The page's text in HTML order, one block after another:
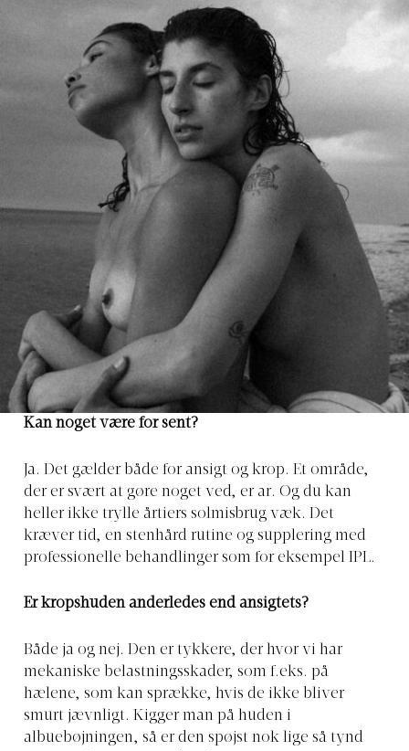
Kan noget være for sent?
Ja. Det gælder både for ansigt og krop. Et område,
der er svært at gøre noget ved, er ar. Og du kan
heller ikke trylle årtiers solmisbrug væk. Det
kræver tid, en stenhård rutine og supplering med
professionelle behandlinger som for eksempel IPL.
Er kropshuden anderledes end ansigtets?
Både ja og nej. Den er tykkere, der hvor vi har
mekaniske belastningsskader, som f.eks. på
hælene, som kan sprække, hvis de ikke bliver
smurt jævnligt. Kigger man på huden i
albuebøjningen, så er den spøjst nok lige så tynd